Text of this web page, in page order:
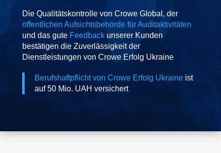
Die Qualitätskontrolle von Crowe Global, der
öffentlichen Aufsichtsbehörde für Auditaktivitäten
und das gute Feedbackunserer Kunden
bestätigen die Zuverlässigkeit der
Dienstleistungen von Crowe Erfolg Ukraine
Berufshaftpflicht von Crowe Erfolg Ukraineist
auf 50 Mio. UAH versichert